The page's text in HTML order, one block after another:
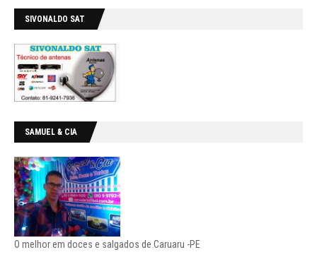
SIVONALDO SAT
SAMUEL & CIA
O melhor em doces e salgados de Caruaru -PE